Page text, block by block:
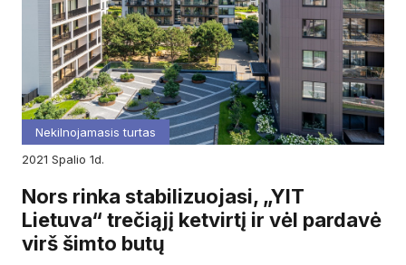
Nekilnojamasis turtas
2021
spalio 1d.
Nors rinka stabilizuojasi, „YIT
Lietuva“ trečiąjį ketvirtį ir vėl pardavė
virš šimto butų